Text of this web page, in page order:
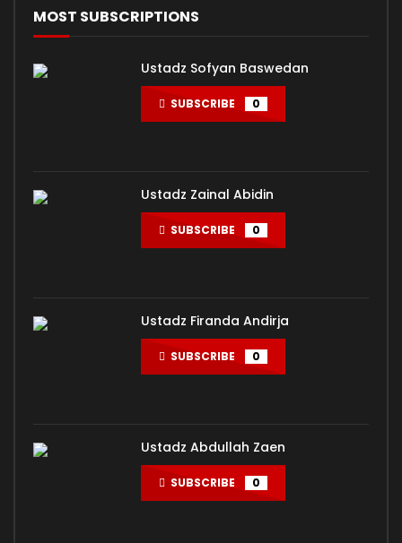
MOST SUBSCRIPTIONS
Ustadz Sofyan Baswedan
SUBSCRIBE 0
Ustadz Zainal Abidin
SUBSCRIBE 0
Ustadz Firanda Andirja
SUBSCRIBE 0
Ustadz Abdullah Zaen
SUBSCRIBE 0